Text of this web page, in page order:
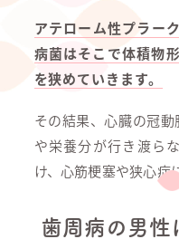
アテローム性プラー
病菌はそこで体積物
を狭めていきます。
その結果、心臓の冠
や栄養分が行き渡ら
け、心筋梗塞や狭心症
歯周病の男性